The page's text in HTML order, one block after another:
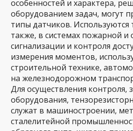
особенностей и характера,
оборудованием задач, могут
типы датчиков. Используются
также, в системах пожарной и
сигнализации и контроля
измерения моментов,
строительной технике,
на железнодорожном
Для осуществления контроля,
оборудования,
служат в машиностроении,
сталелитейной